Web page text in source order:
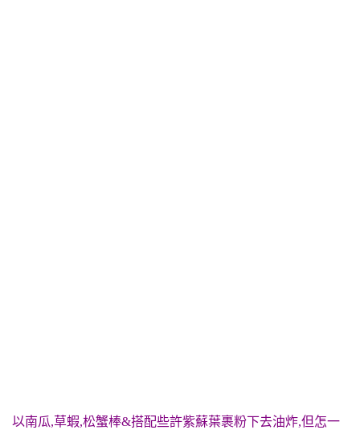
以南瓜,草蝦,松蟹棒&搭配些許紫蘇葉裹粉下去油炸,但怎一